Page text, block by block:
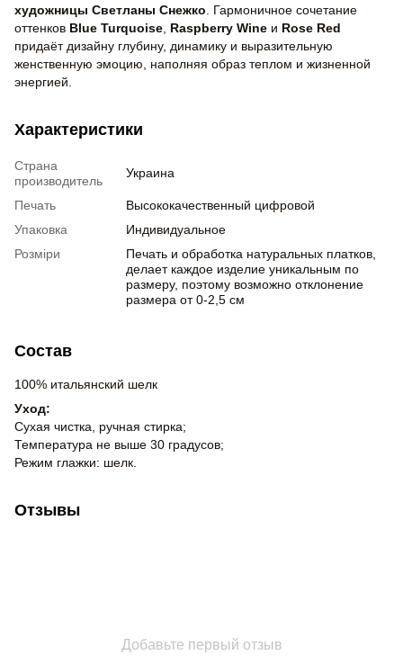
художницы Светланы Снежко . Гармоничное сочетание
оттенков Blue Turquoise Raspberry Wine и Rose Red
придаёт дизайну глубину, динамику и выразительную
женственную эмоцию, наполняя образ теплом и жизненной
энергией.
Характеристики
Страна
производитель
Украина
Печать
Высококачественный цифровой
Упаковка
Индивидуальное
Розміри
Печать и обработка натуральных платков,
делает каждое изделие уникальным по
размеру, поэтому возможно отклонение
размера от 0-2,5 см
Состав
100% итальянский шелк
Уход:
Сухая чистка, ручная стирка;
Температура не выше 30 градусов;
Режим глажки: шелк.
Отзывы
Добавьте первый отзыв